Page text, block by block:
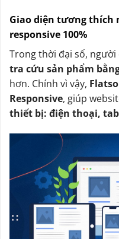
Giao diện tương thích
responsive 100%
Trong thời đại số, người
tra cứu sản phẩm
hơn. Chính vì vậy,
Responsive, giúp
thiết bị: điện thoại,